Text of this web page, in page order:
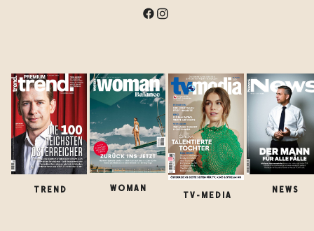
TREND WOMAN
TV-MEDIA
NEWS